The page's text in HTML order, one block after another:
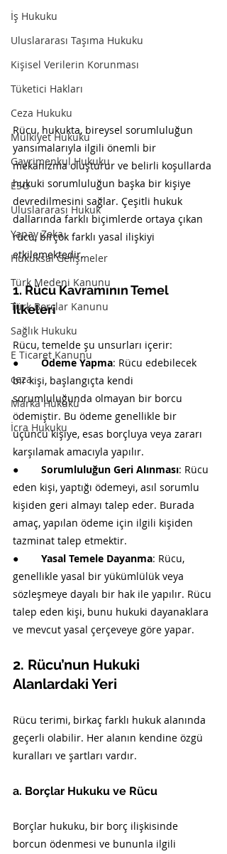
İş Hukuku
Uluslararası Taşıma Hukuku
Kişisel Verilerin Korunması
Tüketici Hakları
Ceza Hukuku
Mülkiyet Hukuku
Gayrimenkul Hukuku
ESG
Uluslararası Hukuk
Yapay Zeka
Hukuksal Gelişmeler
Türk Medeni Kanunu
Türk Borçlar Kanunu
Sağlık Hukuku
E Ticaret Kanunu
ceza
Marka Hukuku
İcra Hukuku
Rücu, hukukta, bireysel sorumluluğun
yansımalarıyla ilgili önemli bir
mekanizma oluşturur ve belirli koşullarda
hukuki sorumluluğun başka bir kişiye
devredilmesini sağlar. Çeşitli hukuk
dallarında farklı biçimlerde ortaya çıkan
rücu, birçok farklı yasal ilişkiyi
etkilemektedir.
1. Rücu Kavramının Temel
İlkeleri
Rücu, temelde şu unsurları içerir:
● Ödeme Yapma: Rücu edebilecek
bir kişi, başlangıçta kendi
sorumluluğunda olmayan bir borcu
ödemiştir. Bu ödeme genellikle bir
üçüncü kişiye, esas borçluya veya zararı
karşılamak amacıyla yapılır.
● Sorumluluğun Geri Alınması: Rücu
eden kişi, yaptığı ödemeyi, asıl sorumlu
kişiden geri almayı talep eder. Burada
amaç, yapılan ödeme için ilgili kişiden
tazminat talep etmektir.
● Yasal Temele Dayanma: Rücu,
genellikle yasal bir yükümlülük veya
sözleşmeye dayalı bir hak ile yapılır. Rücu
talep eden kişi, bunu hukuki dayanaklara
ve mevcut yasal çerçeveye göre yapar.
2. Rücu’nun Hukuki
Alanlardaki Yeri
Rücu terimi, birkaç farklı hukuk alanında
geçerli olabilir. Her alanın kendine özgü
kuralları ve şartları vardır.
a. Borçlar Hukuku ve Rücu
Borçlar hukuku, bir borç ilişkisinde
borcun ödenmesi ve bununla ilgili